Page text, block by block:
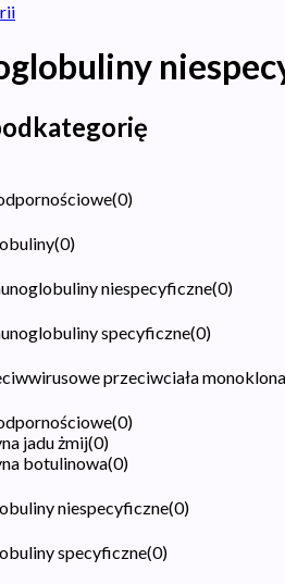
(0)
(0)
niespecyficzne(0)
specyficzne(0)
przeciwciała
(0)
jadu żmij(0)
botulinowa(0)
niespecyficzne(0)
specyficzne(0)